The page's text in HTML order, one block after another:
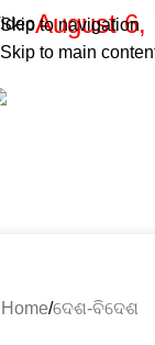
Skip to navigation
Skip to main
August 6,
Blog
Home ଦେଶ-ବିଦେଶ